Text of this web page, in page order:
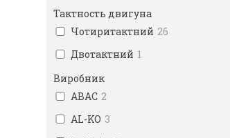
Тактность двигуна
Чотиритактний 26
Двотактний 1
Виробник
ABAC 2
AL-KO 3